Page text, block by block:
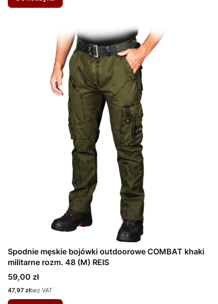
Spodnie męskie bojówki outdoorowe COMBAT khaki
militarne rozm. 48 (M) REIS
Cena
59,00 zł
Cena
47,97 złbez VAT